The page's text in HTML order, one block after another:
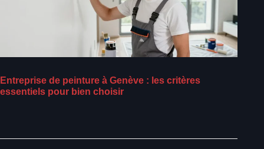
Entreprise de peinture à Genève : les critères
essentiels pour bien choisir